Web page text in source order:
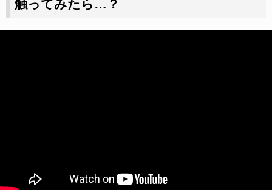
触ってみたら…？